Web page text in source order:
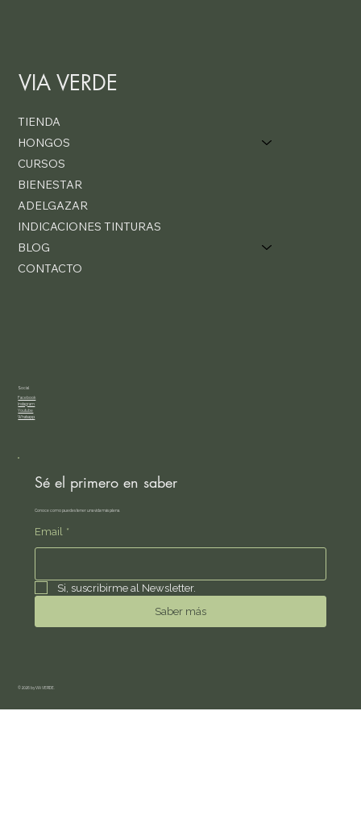
VIA VERDE
TIENDA
HONGOS
CURSOS
BIENESTAR
ADELGAZAR
INDICACIONES TINTURAS
BLOG
CONTACTO
Social
Facebook
Instagram
Youtube
Whatsapp
Sé el primero en saber
Conoce como puedes tener una vida más plena.
Email *
Si, suscribirme al Newsletter.
Saber más
© 2026 by VIA VERDE.